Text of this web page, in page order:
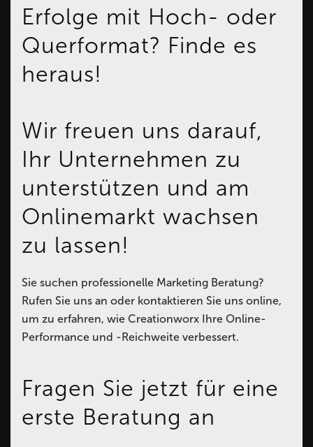
Erfolge mit Hoch- oder
Querformat? Finde es
heraus!
Wir freuen uns darauf,
Ihr Unternehmen zu
unterstützen und am
Onlinemarkt wachsen
zu lassen!
Sie suchen professionelle Marketing Beratung?
Rufen Sie uns an oder kontaktieren Sie uns online,
um zu erfahren, wie Creationworx Ihre Online-
Performance und -Reichweite verbessert.
Fragen Sie jetzt für eine
erste Beratung an